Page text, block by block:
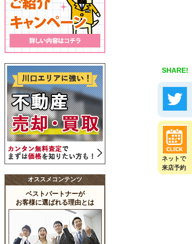
SHARE!
ネットで
来店予約
オススメコンテンツ
ベストパートナーが
お客様に選ばれる理由とは